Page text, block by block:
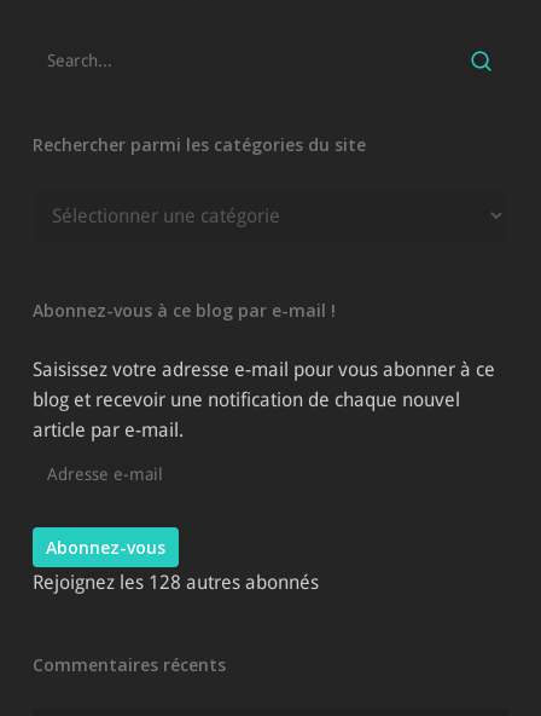
Rechercher parmi les catégories du site
Rechercher
du
Abonnez-vous à ce blog par e-mail !
Saisissez votre adresse e-mail pour vous abonner à ce
blog et recevoir une notification de chaque nouvel
article par e-mail.
Abonnez-vous
Rejoignez les 128 autres abonnés
Commentaires récents